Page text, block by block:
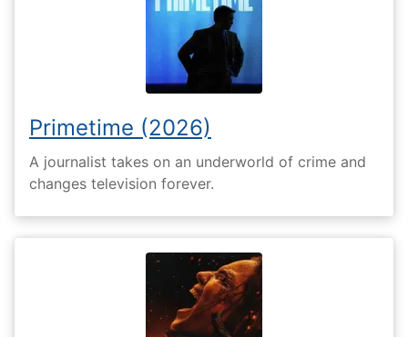
Primetime (2026)
A journalist takes on an underworld of crime and
changes television forever.